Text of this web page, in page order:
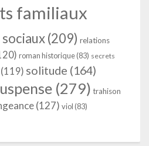
familiaux
(209) relations
roman historique(83) secrets
(119) solitude (164)
(279) trahison
(127) viol (83)